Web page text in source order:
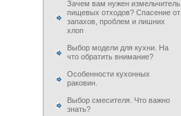
Зачем вам нужен измельчитель
пищевых отходов? Спасение от
запахов, проблем и лишних
хлоп
Выбор модели для кухни. На
что обратить внимание?
Особенности кухонных
раковин.
Выбор смесителя. Что важно
знать?